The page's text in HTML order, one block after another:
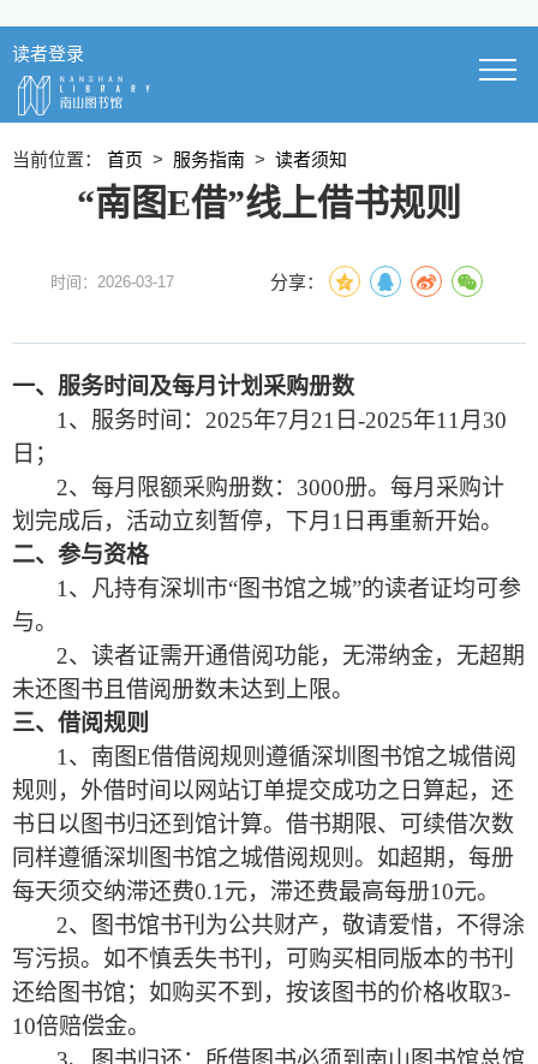
读者登录
当前位置： 首页 > 服务指南 > 读者须知
“南图E借”线上借书规则
时间：2026-03-17 分享：
一、服务时间及每月计划采购册数
1 、服务时间：2025年7月21日-2025年11月30
日 ；
2、每月限额采购册数：3000册。 每月采购计
划完成后，活动立刻暂停， 下月1日再重新开始。
二、参与资格
1 、凡持有深圳市“图书馆之城”的读者证均可参
与。
2、读者证需开通借阅功能， 无滞纳金，无超期
未还图书且借阅册数未达到上限。
三、借阅规则
1 、南图E借借阅规则遵循深圳图书馆之城借阅
规则 ， 外借时间以网站订单提交成功之日算起，还
书日以图书归还到馆计算。 借书期限、可续借次数
同样遵循深圳图书馆之城借阅规则。如超期 ， 每册
每天须交纳滞还费0.1元，滞还费最高每册10元。
2、图书馆书刊为公共财产， 敬请爱惜，不得涂
写污损。 如不慎丢失书刊，可购买相同版本的书刊
还给图书馆； 如购买不到，按该图书的价格收取3-
10倍赔偿金。